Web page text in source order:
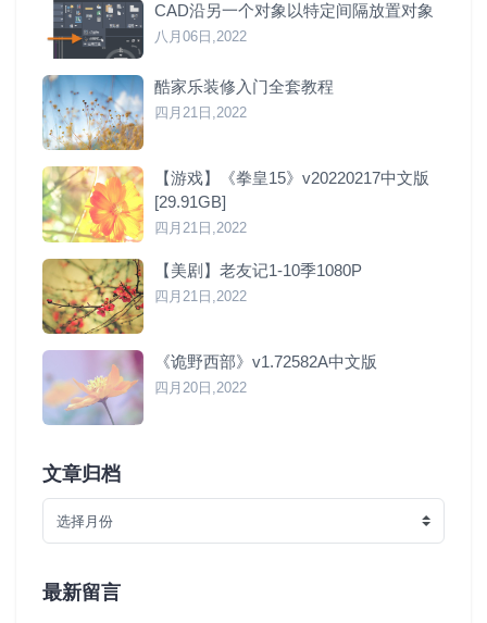
CAD沿另一个对象以特定间隔放置对象
八月06日,2022
酷家乐装修入门全套教程
四月21日,2022
【游戏】《拳皇15》v20220217中文版
[29.91GB]
四月21日,2022
【美剧】老友记1-10季1080P
四月21日,2022
《诡野西部》v1.72582A中文版
四月20日,2022
文章归档
最新留言